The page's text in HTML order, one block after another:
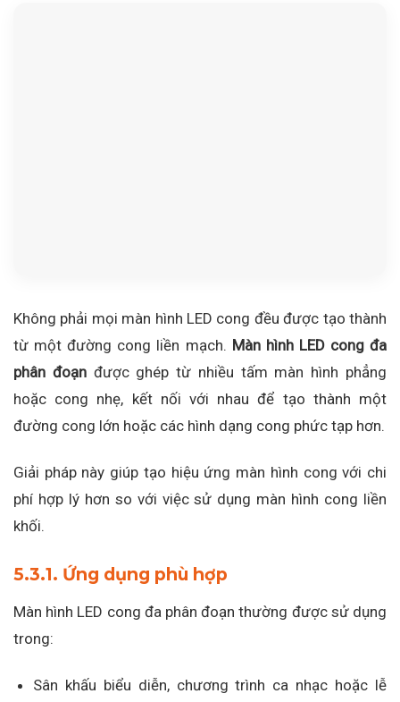
Không phải mọi màn hình LED cong đều được tạo thành
từ một đường cong liền mạch. Màn hình LED cong đa
phân đoạnđược ghép từ nhiều tấm màn hình phẳng
hoặc cong nhẹ, kết nối với nhau để tạo thành một
đường cong lớn hoặc các hình dạng cong phức tạp hơn.
Giải pháp này giúp tạo hiệu ứng màn hình cong với chi
phí hợp lý hơn so với việc sử dụng màn hình cong liền
khối.
5.3.1. Ứng dụng phù hợp
Màn hình LED cong đa phân đoạn thường được sử dụng
trong:
Sân khấu biểu diễn, chương trình ca nhạc hoặc lễ